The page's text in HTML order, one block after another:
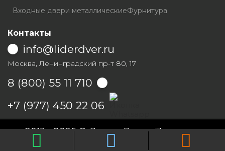
Входные двери металлическиеФурнитура
Контакты
info@liderdver.ru
Москва, Ленинградский пр-т 80, 17
8 (800) 55 11 710
+7 (977) 450 22 06
Написать на Whatsapp
2013 - 2026 © Лидер ДверьПолитика